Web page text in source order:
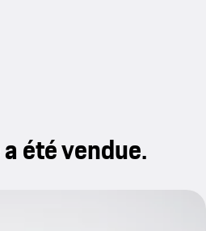
été vendue.